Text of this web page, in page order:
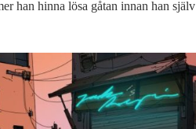
han hinna lösa gåtan innan han själv